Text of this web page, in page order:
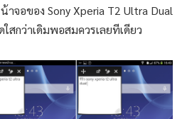
จอของ Sony Xperia T2 Ultra Dual
กว่าเดิมพอสมควรเลยทีเดียว